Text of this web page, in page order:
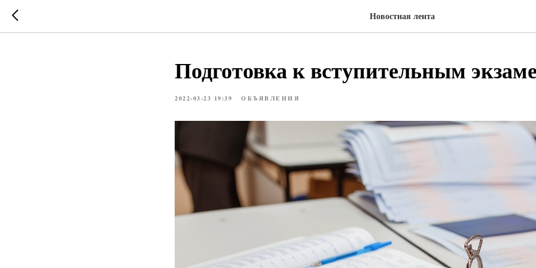
Новостная лента
Подготовка к вступительным
2022-03-23 19:39 ОБЪЯВЛЕНИЯ